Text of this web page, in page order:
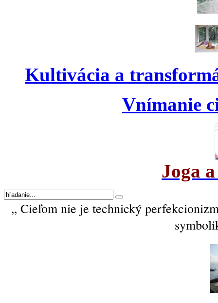
Kultivácia a
Vnímanie
Joga
„ Cieľom nie je technický